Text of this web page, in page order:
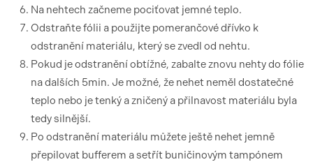
Na nehtech začneme pociťovat jemné teplo.
Odstraňte fólii a použijte pomerančové dřívko k
odstranění materiálu, který se zvedl od nehtu.
Pokud je odstranění obtížné, zabalte znovu nehty do fólie
na dalších 5min. Je možné, že nehet neměl dostatečné
teplo nebo je tenký a zničený a přilnavost materiálu byla
tedy silnější.
Po odstranění materiálu můžete ještě nehet jemně
přepilovat bufferem a setřít buničinovým tampónem